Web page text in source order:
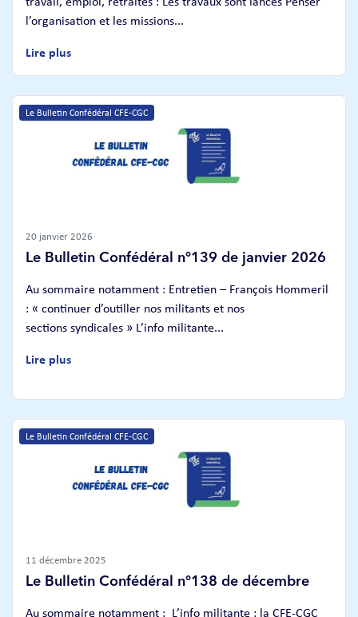
l’organisation et les missions...
Lire plus
Le Bulletin Confédéral CFE-CGC
20 janvier 2026
Le Bulletin Confédéral n°139 de janvier 2026
Au sommaire notamment : Entretien – François Hommeril
: « continuer d’outiller nos militants et nos
sections syndicales » L’info militante...
Lire plus
Le Bulletin Confédéral CFE-CGC
11 décembre 2025
Le Bulletin Confédéral n°138 de décembre
Au sommaire notamment : L’info militante : la CFE-CGC